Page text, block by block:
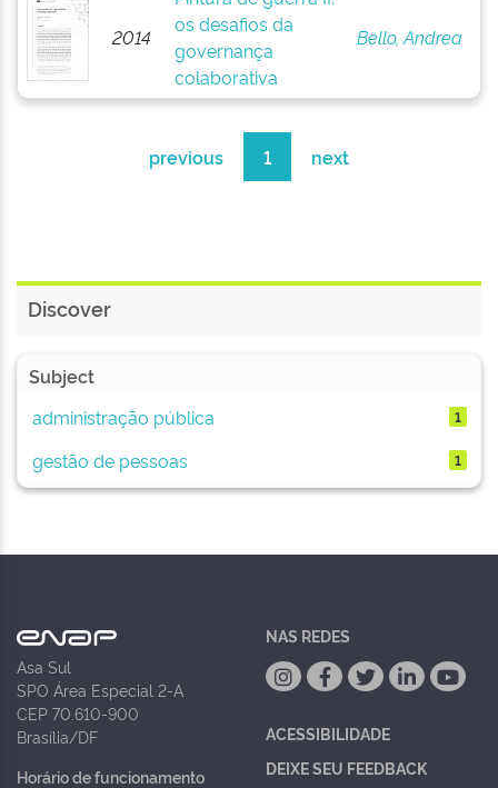
2014
os desafios da
governança
colaborativa
Bello, Andrea
previous 1 next
Discover
Subject
administração pública
1
gestão de pessoas 1
Asa Sul
SPO Área Especial 2-A
CEP 70.610-900
Brasília/DF
Horário de funcionamento
NAS REDES
ACESSIBILIDADE
DEIXE SEU FEEDBACK